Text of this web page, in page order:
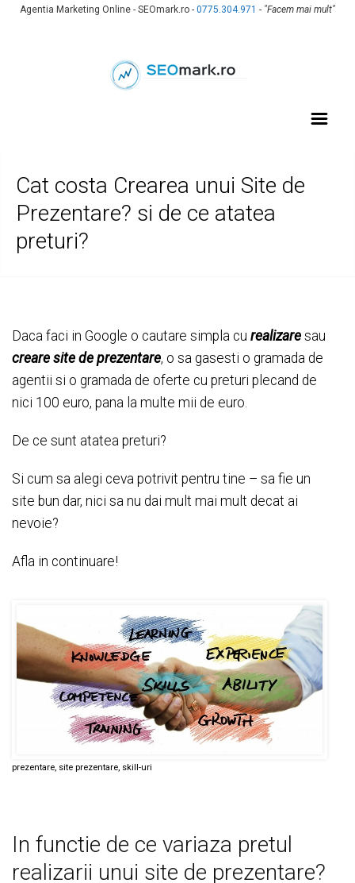
Agentia Marketing Online - SEOmark.ro - 0775.304.971 - "Facem mai mult"
Cat costa Crearea unui Site de
Prezentare? si de ce atatea
preturi?
Daca faci in Google o cautare simpla cu realizare sau
creare site de prezentare, o sa gasesti o gramada de
agentii si o gramada de oferte cu preturi plecand de
nici 100 euro, pana la multe mii de euro.
De ce sunt atatea preturi?
Si cum sa alegi ceva potrivit pentru tine – sa fie un
site bun dar, nici sa nu dai mult mai mult decat ai
nevoie?
Afla in continuare!
prezentare, site prezentare, skill-uri
In functie de ce variaza pretul
realizarii unui site de prezentare?